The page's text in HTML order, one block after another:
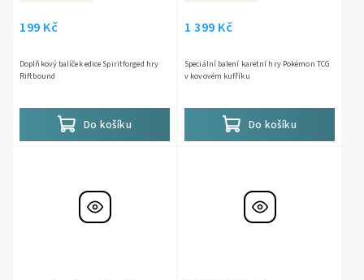
199 Kč
Do košíku
Doplňkový balíček edice Spiritforged hry
Riftbound
1 399 Kč
Do košíku
Speciální balení karetní hry Pokémon TCG
v kovovém kufříku